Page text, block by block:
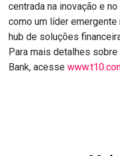
centrada na inovação e
como um líder emergente
hub de soluções
Para mais detalhes
Bank, acesse